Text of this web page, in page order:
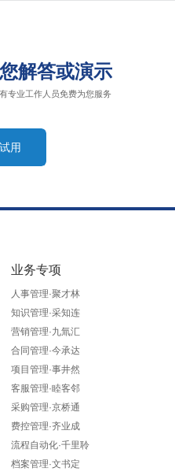
解答或演示
专业工作人员免费为您服务
用
业务专项
人事管理·聚才林
知识管理·采知连
营销管理·九氚汇
合同管理·今承达
项目管理·事井然
客服管理·睦客邻
采购管理·京桥通
费控管理·齐业成
流程自动化·千里聆
档案管理·文书定